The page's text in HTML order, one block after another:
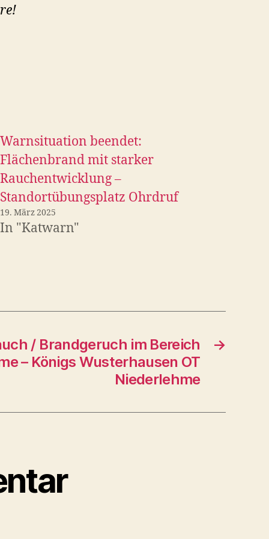
Warnsituation beendet:
Flächenbrand mit starker
Rauchentwicklung –
Standortübungsplatz Ohrdruf
19. März 2025
In "Katwarn"
→
/ Brandgeruch im Bereich
– Königs Wusterhausen OT
Niederlehme